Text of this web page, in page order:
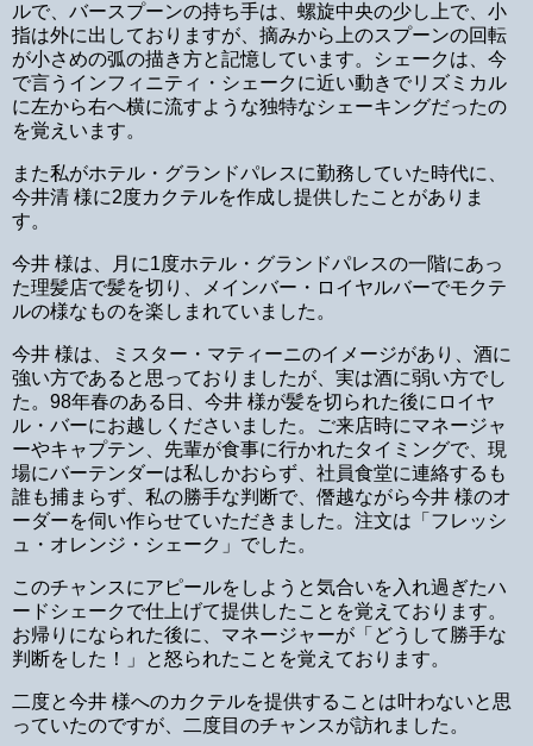
ルで、バースプーンの持ち手は、螺旋中央の少し上で、小
指は外に出しておりますが、摘みから上のスプーンの回転
が小さめの弧の描き方と記憶しています。シェークは、今
で言うインフィニティ・シェークに近い動きでリズミカル
に左から右へ横に流すような独特なシェーキングだったの
を覚えいます。
また私がホテル・グランドパレスに勤務していた時代に、
今井清 様に2度カクテルを作成し提供したことがありま
す。
今井 様は、月に1度ホテル・グランドパレスの一階にあっ
た理髪店で髪を切り、メインバー・ロイヤルバーでモクテ
ルの様なものを楽しまれていました。
今井 様は、ミスター・マティーニのイメージがあり、酒に
強い方であると思っておりましたが、実は酒に弱い方でし
た。98年春のある日、今井 様が髪を切られた後にロイヤ
ル・バーにお越しくださいました。ご来店時にマネージャ
ーやキャプテン、先輩が食事に行かれたタイミングで、現
場にバーテンダーは私しかおらず、社員食堂に連絡するも
誰も捕まらず、私の勝手な判断で、僭越ながら今井 様のオ
ーダーを伺い作らせていただきました。注文は「フレッシ
ュ・オレンジ・シェーク」でした。
このチャンスにアピールをしようと気合いを入れ過ぎたハ
ードシェークで仕上げて提供したことを覚えております。
お帰りになられた後に、マネージャーが「どうして勝手な
判断をした！」と怒られたことを覚えております。
二度と今井 様へのカクテルを提供することは叶わないと思
っていたのですが、二度目のチャンスが訪れました。